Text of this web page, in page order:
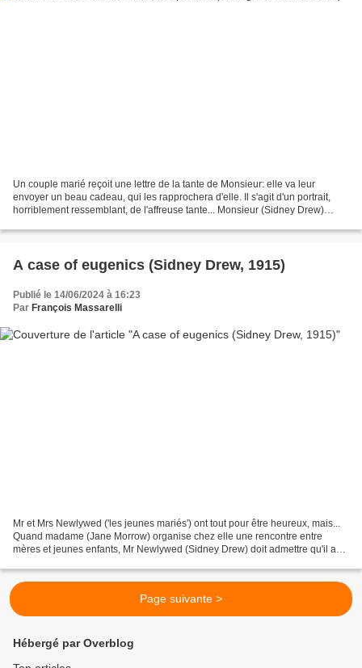
Un couple marié reçoit une lettre de la tante de Monsieur: elle va leur
envoyer un beau cadeau, qui les rapprochera d'elle. Il s'agit d'un portrait,
horriblement ressemblant, de l'affreuse tante... Monsieur (Sidney Drew)
A case of eugenics (Sidney Drew, 1915)
Publié le 14/06/2024 à 16:23
Par François Massarelli
Mr et Mrs Newlywed ('les jeunes mariés') ont tout pour être heureux, mais...
Quand madame (Jane Morrow) organise chez elle une rencontre entre
mères et jeunes enfants, Mr Newlywed (Sidney Drew) doit admettre qu'il a
Page suivante >
Hébergé par Overblog